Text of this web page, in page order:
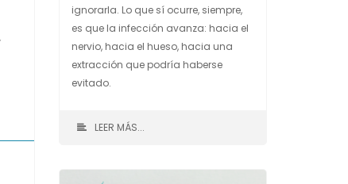
ignorarla. Lo que sí ocurre, siempre,
es que la infección avanza: hacia el
nervio, hacia el hueso, hacia una
extracción que podría haberse
evitado.
LEER MÁS...